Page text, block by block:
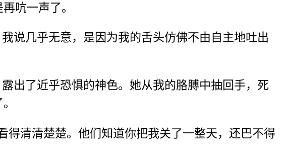
吭一声了。
说几乎无意，是因为我的舌头仿佛不由自主地吐出
出了近乎恐惧的神色。她从我的胳膊中抽回手，死
得清清楚楚。他们知道你把我关了一整天，还巴不得